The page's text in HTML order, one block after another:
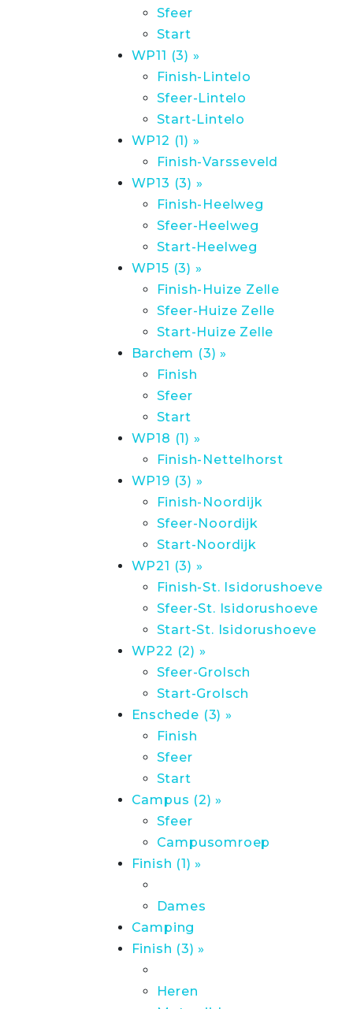
Sfeer
Start
WP11 (3) »
Finish-Lintelo
Sfeer-Lintelo
Start-Lintelo
WP12 (1) »
Finish-Varsseveld
WP13 (3) »
Finish-Heelweg
Sfeer-Heelweg
Start-Heelweg
WP15 (3) »
Finish-Huize Zelle
Sfeer-Huize Zelle
Start-Huize Zelle
Barchem (3) »
Finish
Sfeer
Start
WP18 (1) »
Finish-Nettelhorst
WP19 (3) »
Finish-Noordijk
Sfeer-Noordijk
Start-Noordijk
WP21 (3) »
Finish-St. Isidorushoeve
Sfeer-St. Isidorushoeve
Start-St. Isidorushoeve
WP22 (2) »
Sfeer-Grolsch
Start-Grolsch
Enschede (3) »
Finish
Sfeer
Start
Campus (2) »
Sfeer
Campusomroep
Finish (1) »
Dames
Camping
Finish (3) »
Heren